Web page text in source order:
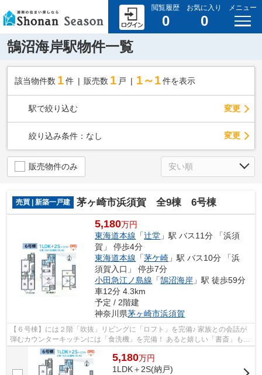
閲覧履歴
0
お気に入り
0
メニュー
鵠沼海岸駅物件一覧
該当物件数 1件 販売数 1 戸 1～1 件を表示
駅で絞り込む 変更
絞り込み条件： なし 変更
販売物件のみ
売買 | 新築一戸建 茅ヶ崎市浜須賀 全9棟 6号棟
5,180万円
東海道本線 「辻堂 」駅 バス11分 「浜須
賀」 停歩4分
東海道本線 「茅ケ崎 」駅 バス10分 「浜
須賀入口」 停歩7分
小田急江ノ島線 「鵠沼海岸 」駅 徒歩59分
車12分 4.3km
予定 / 2階建
神奈川県茅ヶ崎市浜須賀
【６号棟】には２階「吹抜」リビングに「ロフト」を完備♪ 家族との会話が
弾むカウンターキッチンには「食洗機」を完備！ あると嬉しい「書斎」も設
計されていて、リモートワークなども...
5,180万円
1LDK＋2S(納戸)